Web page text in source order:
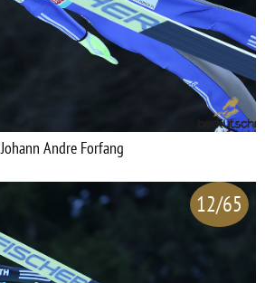
Johann Andre Forfang
12/65